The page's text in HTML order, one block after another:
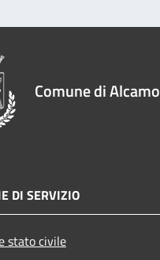
Comune di Alcamo
DI SERVIZIO
stato civile